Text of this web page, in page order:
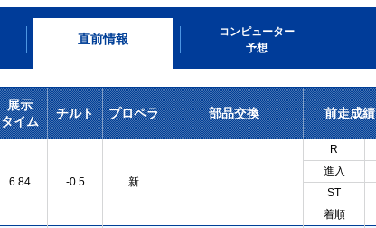
直前情報
コンピューター
予想
展示
タイム
チルト プロペラ 部品交換
前走成績
6.84
-0.5 新
R
進入
ST
着順